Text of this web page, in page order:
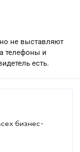
не выставляют
телефоны и
есть.
бизнес-